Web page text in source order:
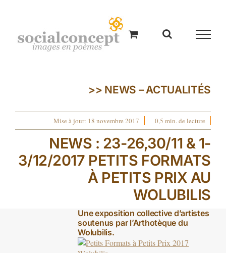
>> NEWS – ACTUALITÉS
Mise à jour: 18 novembre 2017 0,5 min. de lecture
NEWS : 23-26,30/11 & 1-
3/12/2017 PETITS FORMATS
À PETITS PRIX AU
WOLUBILIS
Une exposition collective d’artistes
soutenus par l’Arthotèque du
Wolubilis.